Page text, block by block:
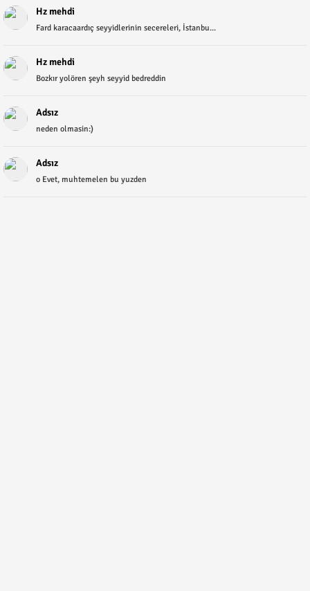
Hz mehdi
Fard karacaardıç seyyidlerinin secereleri, İstanbu...
Hz mehdi
Bozkır yolören şeyh seyyid bedreddin
Adsız
neden olmasin:)
Adsız
o Evet, muhtemelen bu yuzden